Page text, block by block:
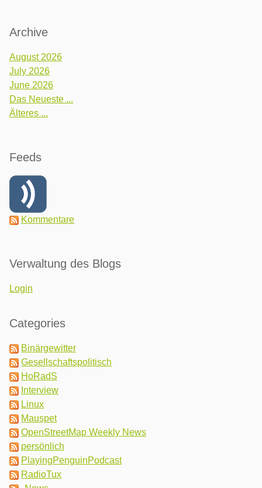
Archive
August 2026
July 2026
June 2026
Das Neueste ...
Älteres ...
Feeds
Kommentare
Verwaltung des Blogs
Login
Categories
Binärgewitter
Gesellschaftspolitisch
HoRadS
Interview
Linux
Mauspet
OpenStreetMap Weekly News
persönlich
PlayingPenguinPodcast
RadioTux